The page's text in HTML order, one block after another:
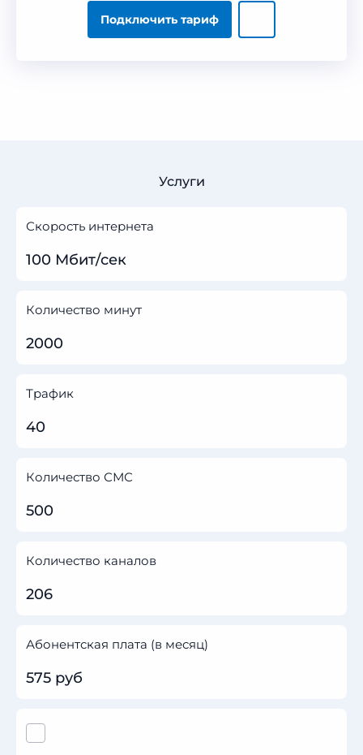
Подключить тариф
Услуги
Скорость интернета
100 Мбит/сек
Количество минут
2000
Трафик
40
Количество СМС
500
Количество каналов
206
Абонентская плата (в месяц)
575 руб